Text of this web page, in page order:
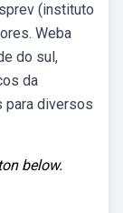
(instituto
Weba
do sul,
da
para diversos
below.